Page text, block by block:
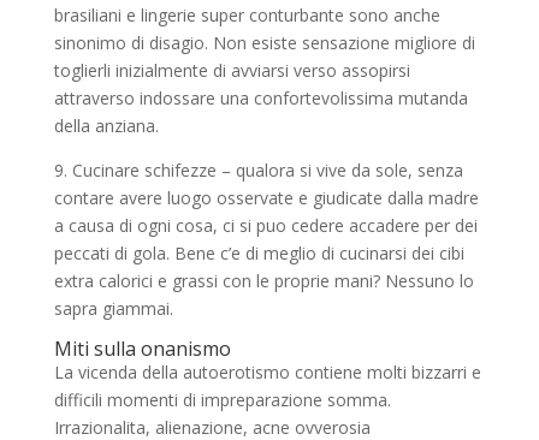
brasiliani e lingerie super conturbante sono anche
sinonimo di disagio. Non esiste sensazione migliore di
toglierli inizialmente di avviarsi verso assopirsi
attraverso indossare una confortevolissima mutanda
della anziana.
9. Cucinare schifezze – qualora si vive da sole, senza
contare avere luogo osservate e giudicate dalla madre
a causa di ogni cosa, ci si puo cedere accadere per dei
peccati di gola. Bene c’e di meglio di cucinarsi dei cibi
extra calorici e grassi con le proprie mani? Nessuno lo
sapra giammai.
Miti sulla onanismo
La vicenda della autoerotismo contiene molti bizzarri e
difficili momenti di impreparazione somma.
Irrazionalita, alienazione, acne ovverosia